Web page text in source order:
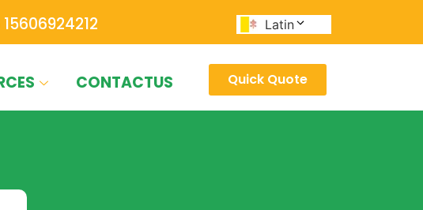
Latin
CONTACTUS Quick Quote